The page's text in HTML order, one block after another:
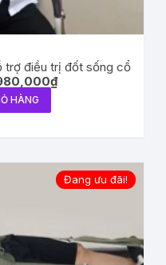
trợ điều trị đốt sống cổ
₫
HÀNG
Đang ưu đãi!